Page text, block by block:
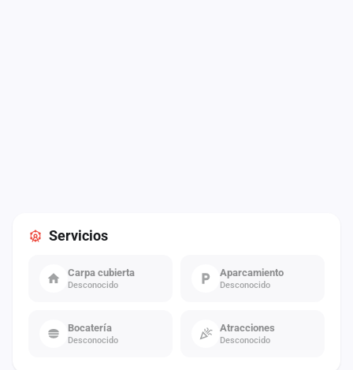
Servicios
Carpa cubierta
Desconocido
Aparcamiento
Desconocido
Bocatería
Desconocido
Atracciones
Desconocido